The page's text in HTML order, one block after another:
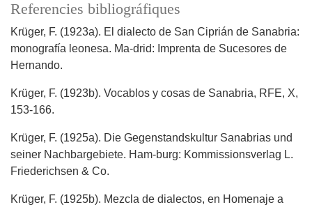
Referencies bibliográfiques
Krüger, F. (1923a). El dialecto de San Ciprián de Sanabria:
monografía leonesa. Ma-drid: Imprenta de Sucesores de
Hernando.
Krüger, F. (1923b). Vocablos y cosas de Sanabria, RFE, X,
153-166.
Krüger, F. (1925a). Die Gegenstandskultur Sanabrias und
seiner Nachbargebiete. Ham-burg: Kommissionsverlag L.
Friederichsen & Co.
Krüger, F. (1925b). Mezcla de dialectos, en Homenaje a